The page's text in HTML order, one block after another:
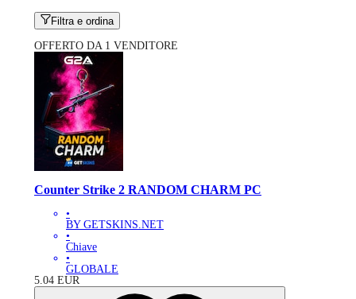
Filtra e ordina
OFFERTO DA 1 VENDITORE
Counter Strike 2 RANDOM CHARM PC
•
BY GETSKINS.NET
•
Chiave
•
GLOBALE
5.04 EUR